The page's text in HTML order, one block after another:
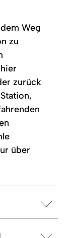
Weg
zu
zurück
über